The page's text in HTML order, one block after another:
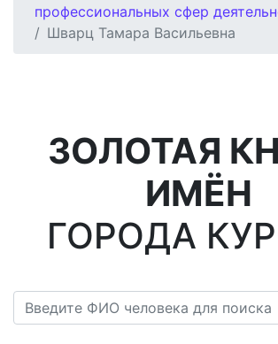
профессиональных сфер
Шварц Тамара Васильевна
ЗОЛОТАЯ
ИМЁН
ГОРОДА